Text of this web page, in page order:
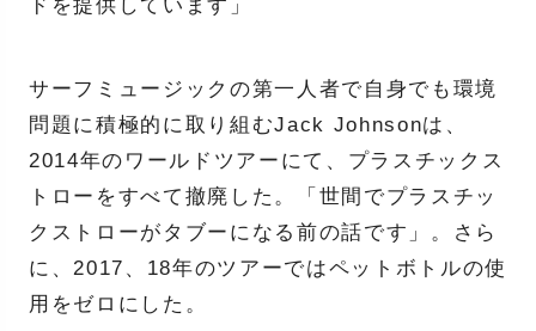
ドを提供しています」
サーフミュージックの第一人者で自身でも環境
問題に積極的に取り組むJack Johnsonは、
2014年のワールドツアーにて、プラスチックス
トローをすべて撤廃した。「世間でプラスチッ
クストローがタブーになる前の話です」。さら
に、2017、18年のツアーではペットボトルの使
用をゼロにした。